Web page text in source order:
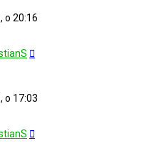
o 20:16
o 17:03